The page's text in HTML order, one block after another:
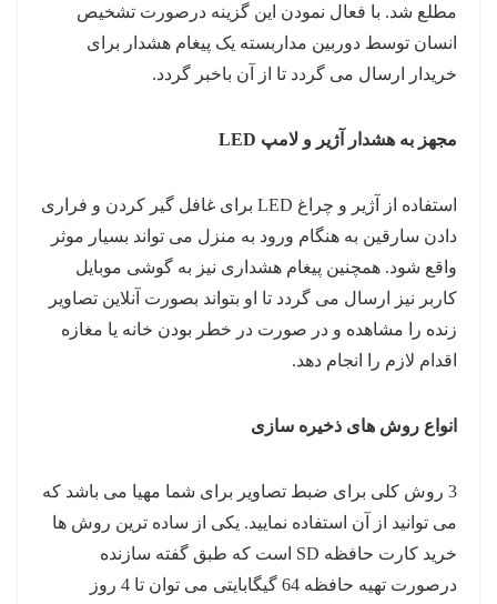
مطلع شد. با فعال نمودن این گزینه درصورت تشخیص
انسان توسط دوربین مداربسته یک پیغام هشدار برای
خریدار ارسال می گردد تا از آن باخبر گردد.
مجهز به هشدار آژیر و لامپ LED
استفاده از آژیر و چراغ LED برای غافل گیر کردن و فراری
دادن سارقین به هنگام ورود به منزل می تواند بسیار موثر
واقع شود. همچنین پیغام هشداری نیز به گوشی موبایل
کاربر نیز ارسال می گردد تا او بتواند بصورت آنلاین تصاویر
زنده را مشاهده و در صورت در خطر بودن خانه یا مغازه
اقدام لازم را انجام دهد.
انواع روش های ذخیره سازی
3 روش کلی برای ضبط تصاویر برای شما مهیا می باشد که
می توانید از آن استفاده نمایید. یکی از ساده ترین روش ها
خرید کارت حافظه SD است که طبق گفته سازنده
درصورت تهیه حافظه 64 گیگابایتی می توان تا 4 روز